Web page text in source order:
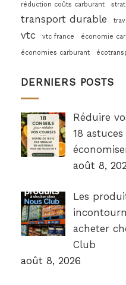
réduction coûts carburant
transport durable
vtc vtc france économie
économies carburant
DERNIERS POSTS
Réduire
18
août 8,
Les
acheter
Club
août 8, 2026